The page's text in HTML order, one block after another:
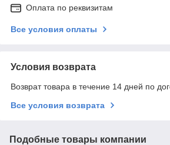
Оплата по реквизитам
Все условия оплаты
Условия возврата
Возврат товара в течение 14 дней по
Все условия возврата
Подобные товары компании